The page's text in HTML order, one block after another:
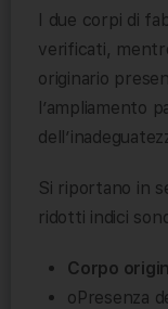
I due corpi di
verificati,
originario
l’ampliamento
Si riportano in
ridotti indici
Corpo
oPresenza